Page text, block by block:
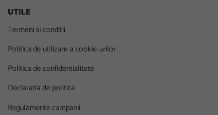
UTILE
Termeni si conditii
Politica de utilizare a cookie-urilor
Politica de confidentialitate
Declaratia de politica
Regulamente campanii